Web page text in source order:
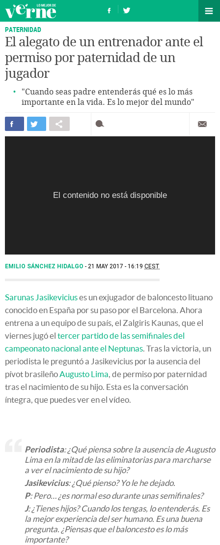
PATERNIDAD
El alegato de un entrenador ante el
permiso por paternidad de un
jugador
"Cuando seas padre entenderás qué es lo más
importante en la vida. Es lo mejor del mundo"
El contenido no está disponible
El contenido no está disponible
El contenido no está disponible
El contenido no está disponible
El contenido no está disponible
El contenido no está disponible
El contenido no está disponible
El contenido no está disponible
EMILIO SÁNCHEZ HIDALGO 21 MAY 2017 - 16:19 CEST
Sarunas Jasikeviciuses un exjugador de baloncesto lituano
conocido en España por su paso por el Barcelona. Ahora
entrena a un equipo de su país, el Zalgiris Kaunas, que el
viernes jugó el tercer partido de las semifinales del
campeonato nacional ante el Neptunas. Tras la victoria, un
periodista le preguntó a Jasikevicius por la ausencia del
pívot brasileñoAugusto Lima, de permiso por paternidad
tras el nacimiento de su hijo. Esta es la conversación
íntegra, que puedes ver en el vídeo.
Periodista: ¿Qué piensa sobre la ausencia de Augusto
Lima en la mitad de las eliminatorias para marcharse
a ver el nacimiento de su hijo?
Jasikevicius: ¿Qué pienso? Yo le he dejado.
P: Pero… ¿es normal eso durante unas semifinales?
J: ¿Tienes hijos? Cuando los tengas, lo entenderás. Es
la mejor experiencia del ser humano. Es una buena
pregunta. ¿Piensas que el baloncesto es lo más
importante?